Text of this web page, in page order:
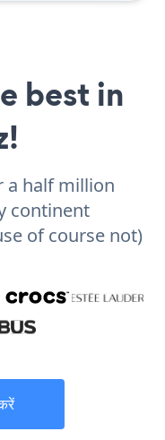
best in
a half million
continent
of course not)